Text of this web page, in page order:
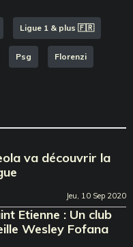
Ligue 1 & plus 🇫🇷
Psg Florenzi
va découvrir la
Jeu, 10 Sep 2020
Etienne : Un club
Wesley Fofana